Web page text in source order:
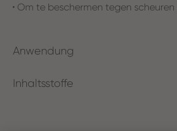
• Om te beschermen tegen scheuren
Anwendung
Inhaltsstoffe